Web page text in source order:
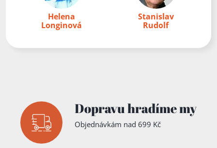
Helena
Longinová
Stanislav
Rudolf
Dopravu hradíme my
Objednávkám nad 699 Kč